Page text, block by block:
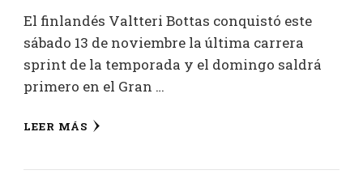
El finlandés Valtteri Bottas conquistó este
sábado 13 de noviembre la última carrera
sprint de la temporada y el domingo saldrá
primero en el Gran …
LEER MÁS